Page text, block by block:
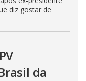
diz gostar de
da